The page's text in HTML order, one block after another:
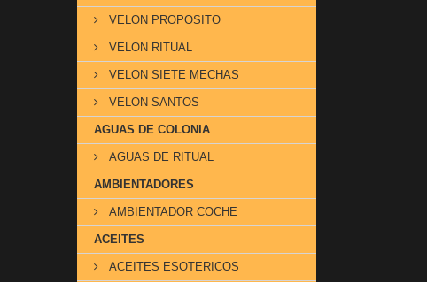
VELON PROPOSITO
VELON RITUAL
VELON SIETE MECHAS
VELON SANTOS
AGUAS DE COLONIA
AGUAS DE RITUAL
AMBIENTADORES
AMBIENTADOR COCHE
ACEITES
ACEITES ESOTERICOS